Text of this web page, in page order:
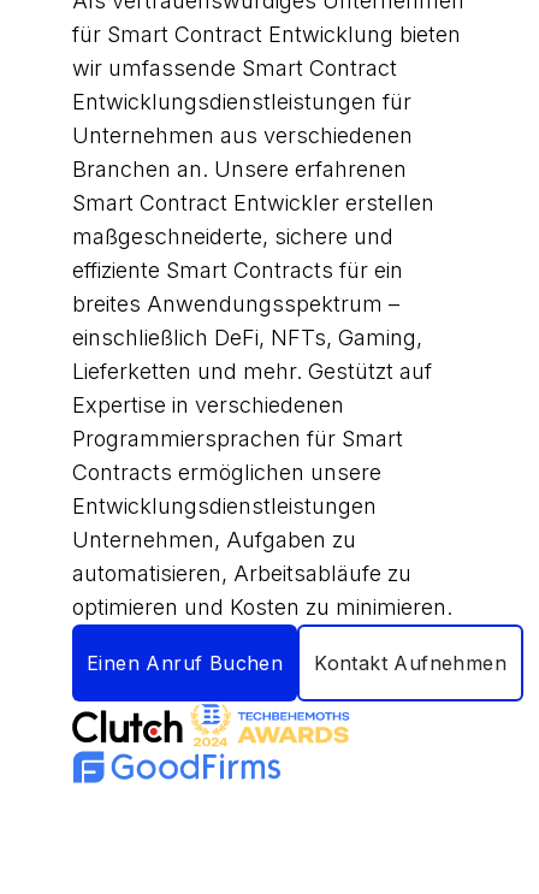
für Smart Contract Entwicklung bieten
wir umfassende Smart Contract
Entwicklungsdienstleistungen für
Unternehmen aus verschiedenen
Branchen an. Unsere erfahrenen
Smart Contract Entwickler erstellen
maßgeschneiderte, sichere und
effiziente Smart Contracts für ein
breites Anwendungsspektrum –
einschließlich DeFi, NFTs, Gaming,
Lieferketten und mehr. Gestützt auf
Expertise in verschiedenen
Programmiersprachen für Smart
Contracts ermöglichen unsere
Entwicklungsdienstleistungen
Unternehmen, Aufgaben zu
automatisieren, Arbeitsabläufe zu
optimieren und Kosten zu minimieren.
Einen Anruf Buchen Kontakt Aufnehmen